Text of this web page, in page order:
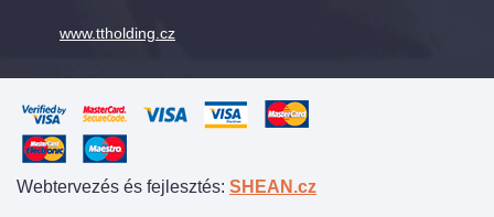
www.ttholding.cz
Webtervezés és fejlesztés: SHEAN.cz